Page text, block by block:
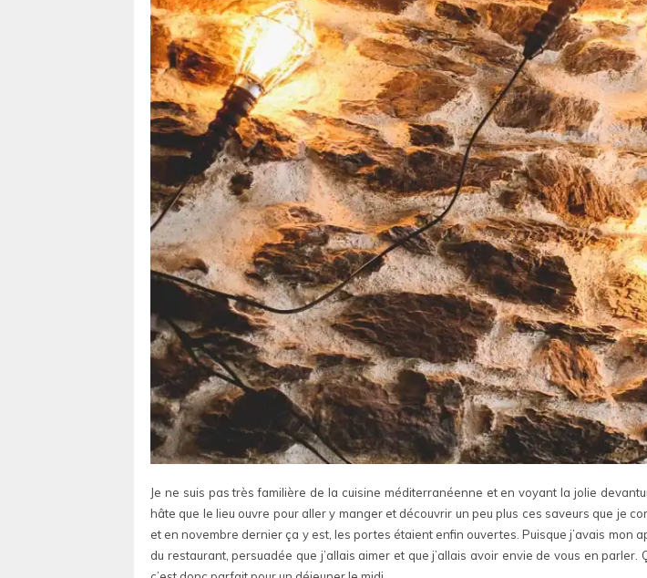
Je ne suis pas très familière de la cuisine méditerranéenne et en voyant la jolie
hâte que le lieu ouvre pour aller y manger et découvrir un peu plus ces saveurs que je
et en novembre dernier ça y est, les portes étaient enfin ouvertes. Puisque j’avais mon
du restaurant, persuadée que j’allais aimer et que j’allais avoir envie de vous en